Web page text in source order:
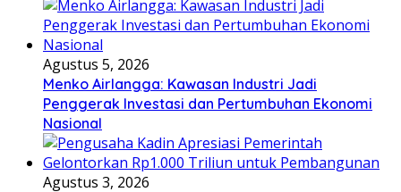
Agustus 5, 2026
Menko Airlangga: Kawasan Industri Jadi
Penggerak Investasi dan Pertumbuhan Ekonomi
Nasional
Agustus 3, 2026